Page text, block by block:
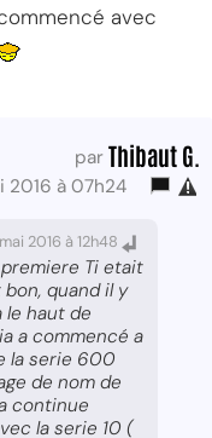
avec
par Thibaut G.
2016 à 07h24
2016 à 12h48
Ti etait
quand il y
le haut de
a commencé a
la serie 600
de nom de
continue
la serie 10 (